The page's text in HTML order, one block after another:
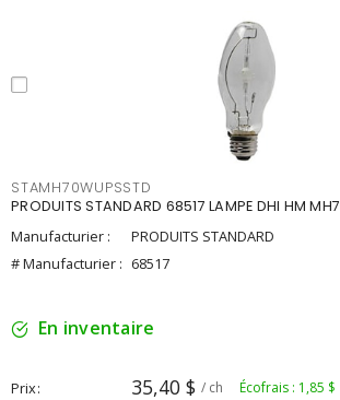
STAMH70WUPSSTD
PRODUITS STANDARD 68517 LAMPE DHI HM
Manufacturier :
PRODUITS STANDARD
# Manufacturier : 68517
En inventaire
Prix 35,40 $ / ch Écofrais : 1,85 $